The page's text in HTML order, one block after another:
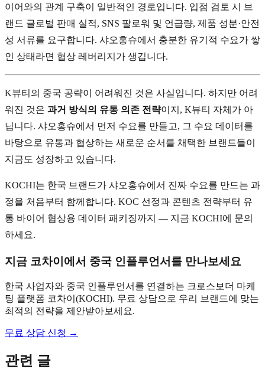
이어와의 관계 구축이 일반적인 경로입니다. 입점 검토 시 브
랜드 글로벌 판매 실적, SNS 팔로워 및 언급량, 제품 성분·안전
성 서류를 요구합니다. 샤오홍슈에서 충분한 유기적 수요가 쌓
인 상태라면 협상 레버리지가 생깁니다.
K뷰티의 중국 공략이 어려워진 것은 사실입니다. 하지만 어려
워진 것은 과거 방식의 유통 의존 전략이지, K뷰티 자체가 아
닙니다. 샤오홍슈에서 먼저 수요를 만들고, 그 수요 데이터를
바탕으로 유통과 협상하는 새로운 순서를 채택한 브랜드들이
지금도 성장하고 있습니다.
KOCHI는 한국 브랜드가 샤오홍슈에서 진짜 수요를 만드는 과
정을 처음부터 함께합니다. KOC 선정과 콘텐츠 전략부터 유
통 바이어 협상용 데이터 패키징까지 — 지금 KOCHI에 문의
하세요.
지금 코차이에서 중국 인플루언서를 만나보세요
한국 사업자와 중국 인플루언서를 연결하는 크로스보더 마케
팅 플랫폼 코차이(KOCHI). 무료 상담으로 우리 브랜드에 맞는
최적의 전략을 제안받아보세요.
무료 상담 신청 →
관련 글